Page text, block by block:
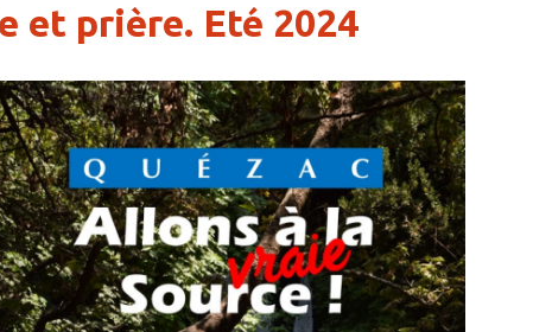
et prière. Eté 2024